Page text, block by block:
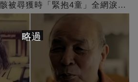
被尋獲時「緊抱4童」全網淚
被遺忘
略過